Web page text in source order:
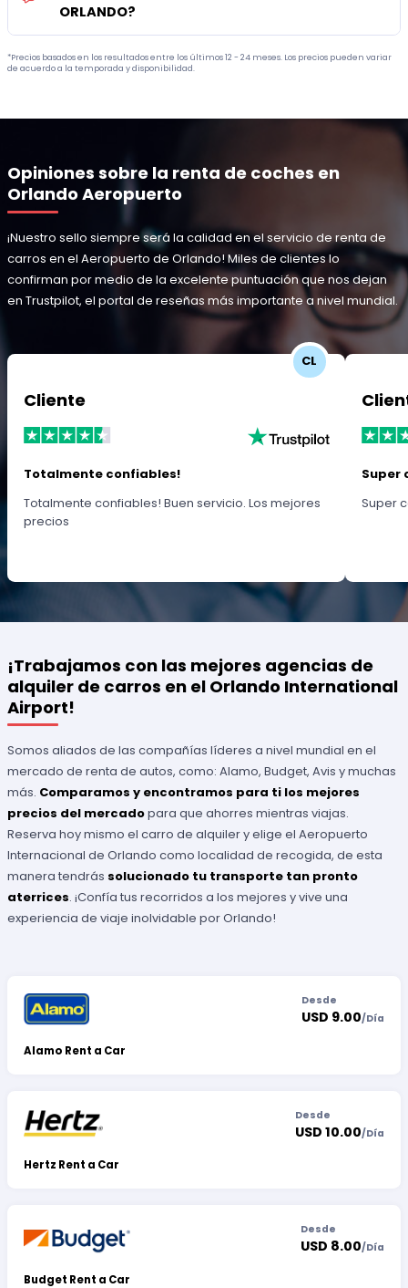
ORLANDO?
*Precios basados en los resultados entre los últimos 12 - 24 meses. Los precios pueden variar
de acuerdo a la temporada y disponibilidad.
Opiniones sobre la renta de coches en
Orlando Aeropuerto
¡Nuestro sello siempre será la calidad en el servicio de renta de
carros en el Aeropuerto de Orlando! Miles de clientes lo
confirman por medio de la excelente puntuación que nos dejan
en Trustpilot, el portal de reseñas más importante a nivel mundial.
CL
Cliente
Totalmente confiables!
Totalmente confiables! Buen servicio. Los mejores
precios
Super
Super
¡Trabajamos con las mejores agencias de
alquiler de carros en el Orlando International
Airport!
Somos aliados de las compañías líderes a nivel mundial en el
mercado de renta de autos, como: Alamo, Budget, Avis y muchas
más. Comparamos y encontramos para ti los mejores
precios del mercadopara que ahorres mientras viajas.
Reserva hoy mismo el carro de alquiler y elige el Aeropuerto
Internacional de Orlando como localidad de recogida, de esta
manera tendrás solucionado tu transporte tan pronto
aterrices. ¡Confía tus recorridos a los mejores y vive una
experiencia de viaje inolvidable por Orlando!
Alamo Rent a Car
Desde
USD 9.00/Día
Hertz Rent a Car
Desde
USD 10.00/Día
Budget Rent a Car
Desde
USD 8.00/Día